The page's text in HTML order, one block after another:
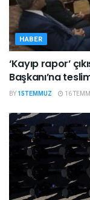
HABER
‘Kayıp rapor’
Başkanı’na
BY 15TEMMUZ 16